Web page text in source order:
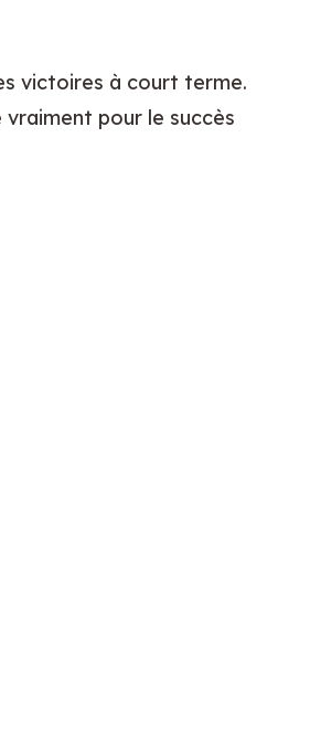
victoires à court terme.
pour le succès